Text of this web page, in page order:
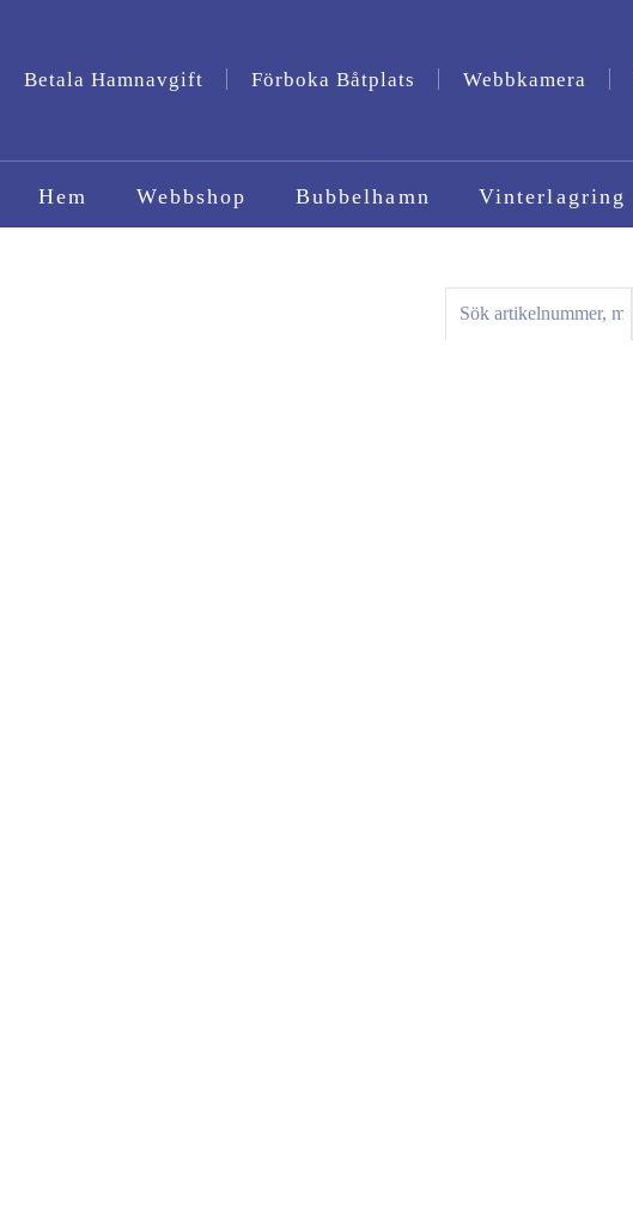
Betala Hamnavgift Förboka Båtplats Webbkamera
Hem Webbshop Bubbelhamn Vinterlagring